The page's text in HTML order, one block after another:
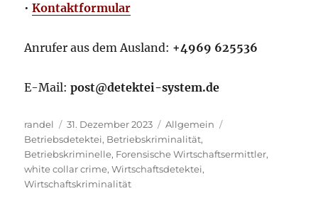
•Kontaktformular
Anrufer aus dem Ausland: +4969 625536
E-Mail:post@detektei-system.de
Autor
randel
Veröffentlicht
am
31. Dezember 2023 Kategorien
Allgemein
Betriebsdetektei, Betriebskriminalität,
Betriebskriminelle, Forensische Wirtschaftsermittler,
white collar crime,Wirtschaftsdetektei,
Wirtschaftskriminalität